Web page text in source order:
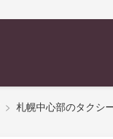
札幌中心部のタクシ